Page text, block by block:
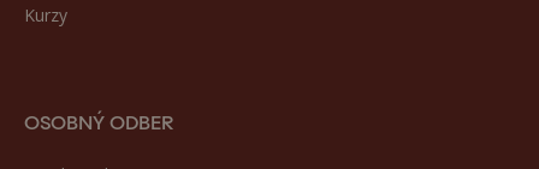
Kurzy
OSOBNÝ ODBER